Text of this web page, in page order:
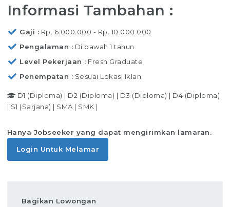
Informasi Tambahan :
Gaji
Rp. 6.000.000 - Rp. 10.000.000
Pengalaman
Di bawah 1 tahun
Level Pekerjaan
Fresh Graduate
Penempatan
Sesuai Lokasi Iklan
D1 (Diploma) | D2 (Diploma) | D3 (Diploma) | D4 (Diploma)
| S1 (Sarjana) | SMA | SMK |
Hanya Jobseeker yang dapat mengirimkan lamaran.
Login Untuk Melamar
Bagikan Lowongan